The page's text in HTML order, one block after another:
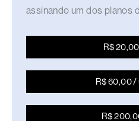
assinando um dos planos
R$
R$ 60,00 /
R$